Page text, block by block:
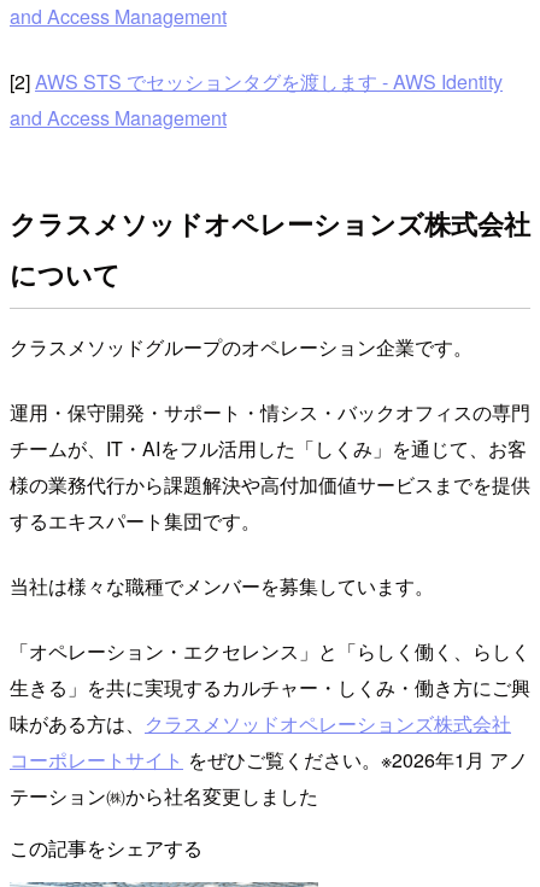
and Access Management
[2]AWS STS でセッションタグを渡します - AWS Identity
and Access Management
クラスメソッドオペレーションズ株式会社
について
クラスメソッドグループのオペレーション企業です。
運用・保守開発・サポート・情シス・バックオフィスの専門
チームが、IT・AIをフル活用した「しくみ」を通じて、お客
様の業務代行から課題解決や高付加価値サービスまでを提供
するエキスパート集団です。
当社は様々な職種でメンバーを募集しています。
「オペレーション・エクセレンス」と「らしく働く、らしく
生きる」を共に実現するカルチャー・しくみ・働き方にご興
味がある方は、 クラスメソッドオペレーションズ株式会社
コーポレートサイト をぜひご覧ください。※2026年1月 アノ
テーション㈱から社名変更しました
この記事をシェアする